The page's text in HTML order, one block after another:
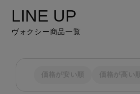
LINE UP
ヴォクシー商品一覧
価格が安い順 価格が高い順